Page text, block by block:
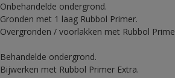
Onbehandelde ondergrond.
Gronden met 1 laag Rubbol Primer.
Overgronden / voorlakken met Rubbol
Behandelde ondergrond.
Bijwerken met Rubbol Primer Extra.